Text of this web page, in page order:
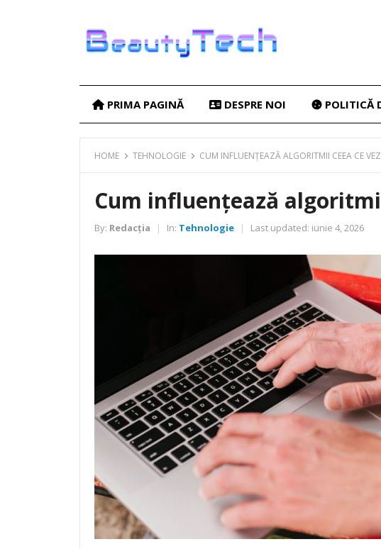
PRIMA PAGINĂ DESPRE NOI POLITICĂ
HOME TEHNOLOGIE CUM INFLUENȚEAZĂ ALGORITMII CEEA CE
Cum influențează
By: Redacția | In: Tehnologie | Last updated: iunie 4, 2026